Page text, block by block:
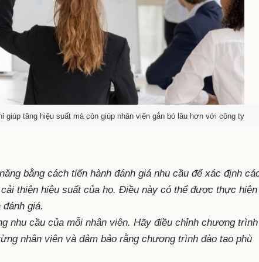
giúp tăng hiệu suất mà còn giúp nhân viên gắn bó lâu hơn với công ty
bằng cách tiến hành đánh giá nhu cầu để xác định
thiện hiệu suất của họ. Điều này có thể được thực hiện
giá.
nhu cầu của mỗi nhân viên. Hãy điều chỉnh chương trình
nhân viên và đảm bảo rằng chương trình đào tạo phù